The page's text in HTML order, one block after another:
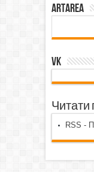
ArtArea
VK
Читати
RSS -